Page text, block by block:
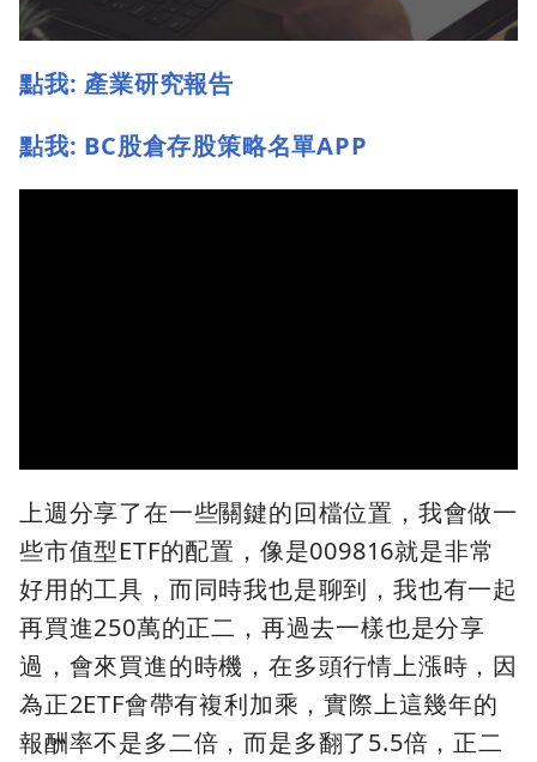
點我: 產業研究報告
點我: BC股倉存股策略名單APP
上週分享了在一些關鍵的回檔位置，我會做一
些市值型ETF的配置，像是009816就是非常
好用的工具，而同時我也是聊到，我也有一起
再買進250萬的正二，再過去一樣也是分享
過，會來買進的時機，在多頭行情上漲時，因
為正2ETF會帶有複利加乘，實際上這幾年的
報酬率不是多二倍，而是多翻了5.5倍，正二